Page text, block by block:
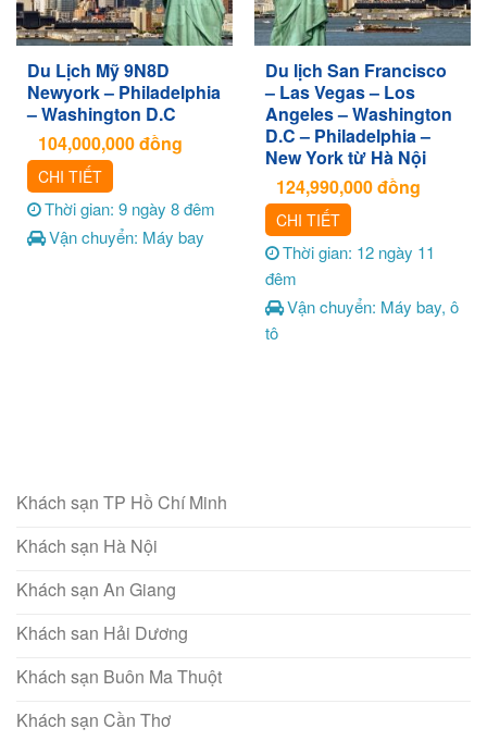
Du Lịch Mỹ 9N8D
Newyork – Philadelphia
– Washington D.C
104,000,000đồng
CHI TIẾT
Thời gian: 9 ngày 8 đêm
Vận chuyển: Máy bay
Du lịch San Francisco
– Las Vegas – Los
Angeles – Washington
D.C – Philadelphia –
New York từ Hà Nội
124,990,000đồng
CHI TIẾT
Thời gian: 12 ngày 11
đêm
Vận chuyển: Máy bay, ô
tô
Khách sạn TP Hồ Chí Minh
Khách sạn Hà Nội
Khách sạn An Giang
Khách san Hải Dương
Khách sạn Buôn Ma Thuột
Khách sạn Cần Thơ